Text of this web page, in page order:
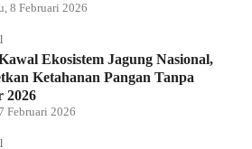
8 Februari 2026
Ekosistem Jagung Nasional,
Ketahanan Pangan Tanpa
2026
Februari 2026